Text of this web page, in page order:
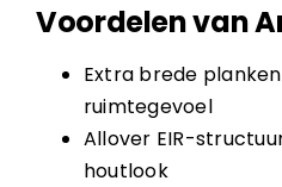
Voordelen van
Extra brede
ruimtegevoel
Allover EIR-
houtlook